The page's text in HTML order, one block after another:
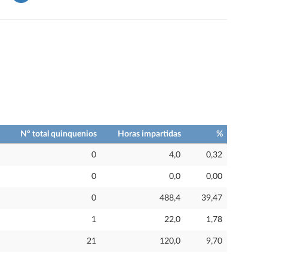
Nº total quinquenios Horas impartidas %
0 4,0 0,32
0 0,0 0,00
0 488,4 39,47
1 22,0 1,78
21 120,0 9,70